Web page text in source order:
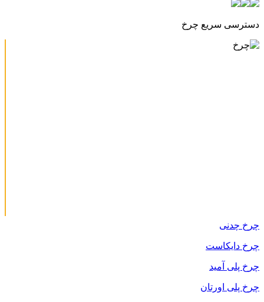
دسترسی سریع چرخ
چرخ چدنی
چرخ دایکاست
چرخ پلی آمید
چرخ پلی اورتان